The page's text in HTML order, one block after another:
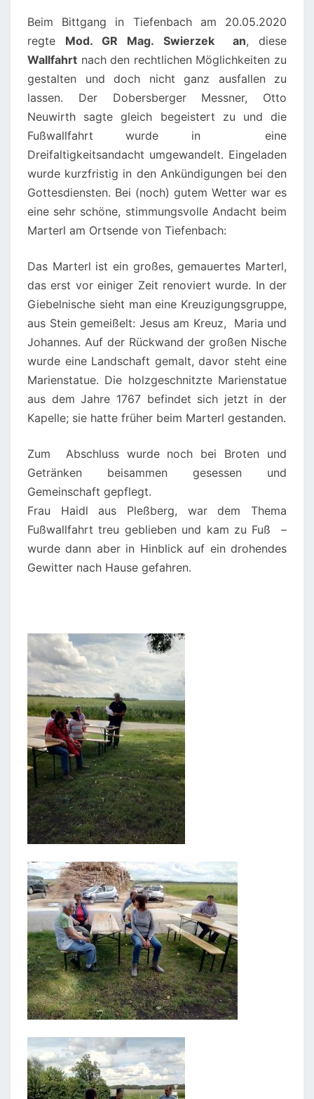
Beim Bittgang in Tiefenbach am 20.05.2020
regte Mod. GR Mag. Swierzek an, diese
Wallfahrt nach den rechtlichen Möglichkeiten zu
gestalten und doch nicht ganz ausfallen zu
lassen. Der Dobersberger Messner, Otto
Neuwirth sagte gleich begeistert zu und die
Fußwallfahrt wurde in eine
Dreifaltigkeitsandacht umgewandelt. Eingeladen
wurde kurzfristig in den Ankündigungen bei den
Gottesdiensten. Bei (noch) gutem Wetter war es
eine sehr schöne, stimmungsvolle Andacht beim
Marterl am Ortsende von Tiefenbach:
Das Marterl ist ein großes, gemauertes Marterl,
das erst vor einiger Zeit renoviert wurde. In der
Giebelnische sieht man eine Kreuzigungsgruppe,
aus Stein gemeißelt: Jesus am Kreuz, Maria und
Johannes. Auf der Rückwand der großen Nische
wurde eine Landschaft gemalt, davor steht eine
Marienstatue. Die holzgeschnitzte Marienstatue
aus dem Jahre 1767 befindet sich jetzt in der
Kapelle; sie hatte früher beim Marterl gestanden.
Zum Abschluss wurde noch bei Broten und
Getränken beisammen gesessen und
Gemeinschaft gepflegt.
Frau Haidl aus Pleßberg, war dem Thema
Fußwallfahrt treu geblieben und kam zu Fuß –
wurde dann aber in Hinblick auf ein drohendes
Gewitter nach Hause gefahren.